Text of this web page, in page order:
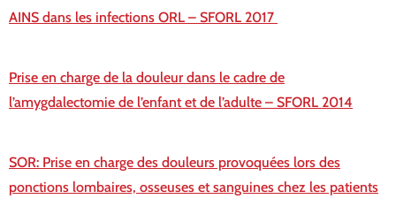
AINS dans les infections ORL – SFORL 2017
Prise en charge de la douleur dans le cadre de
l’amygdalectomie de l’enfant et de l’adulte – SFORL 2014
SOR: Prise en charge des douleurs provoquées lors des
ponctions lombaires, osseuses et sanguines chez les patients